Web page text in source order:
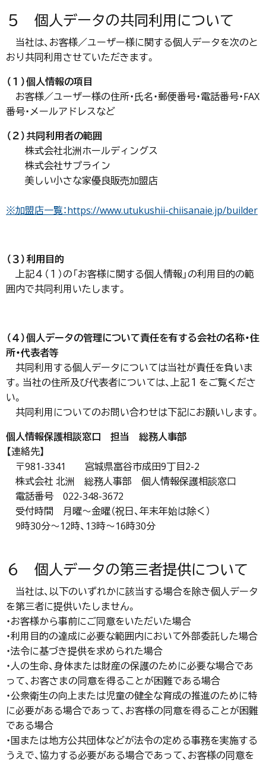
５ 個人データの共同利用について
当社は、お客様／ユーザー様に関する個人データを次のと
おり共同利用させていただきます。
（１）個人情報の項目
お客様／ユーザー様の住所・氏名・郵便番号・電話番号・FAX
番号・メールアドレスなど
（２）共同利用者の範囲
株式会社北洲ホールディングス
株式会社サプライン
美しい小さな家優良販売加盟店
※加盟店一覧：https://www.utukushii-chiisanaie.jp/builder
（３）利用目的
上記４（１）の「お客様に関する個人情報」の利用目的の範
囲内で共同利用いたします。
（４）個人データの管理について責任を有する会社の名称・住
所・代表者等
共同利用する個人データについては当社が責任を負いま
す。当社の住所及び代表者については、上記１をご覧くださ
い。
共同利用についてのお問い合わせは下記にお願いします。
個人情報保護相談窓口 担当 総務人事部
【連絡先】
〒981-3341 宮城県富谷市成田9丁目2-2
株式会社 北洲 総務人事部 個人情報保護相談窓口
電話番号 022-348-3672
受付時間 月曜～金曜（祝日、年末年始は除く）
9時30分～12時、13時～16時30分
６ 個人データの第三者提供について
当社は、以下のいずれかに該当する場合を除き個人データ
を第三者に提供いたしません。
・お客様から事前にご同意をいただいた場合
・利用目的の達成に必要な範囲内において外部委託した場合
・法令に基づき提供を求められた場合
・人の生命、身体または財産の保護のために必要な場合であ
って、お客さまの同意を得ることが困難である場合
・公衆衛生の向上または児童の健全な育成の推進のために特
に必要がある場合であって、お客様の同意を得ることが困難
である場合
・国または地方公共団体などが法令の定める事務を実施する
うえで、協力する必要がある場合であって、お客様の同意を